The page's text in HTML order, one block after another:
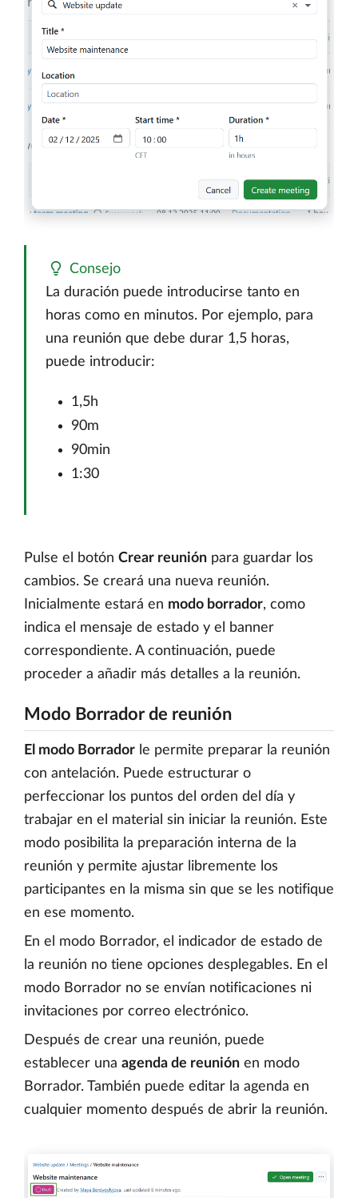
Consejo
La duración puede introducirse tanto en
horas como en minutos. Por ejemplo, para
una reunión que debe durar 1,5 horas,
puede introducir:
1,5h
90m
90min
1:30
Pulse el botón Crear reunión para guardar los
cambios. Se creará una nueva reunión.
Inicialmente estará en modo borrador, como
indica el mensaje de estado y el banner
correspondiente. A continuación, puede
proceder a añadir más detalles a la reunión.
Modo Borrador de reunión
El modo Borrador le permite preparar la reunión
con antelación. Puede estructurar o
perfeccionar los puntos del orden del día y
trabajar en el material sin iniciar la reunión. Este
modo posibilita la preparación interna de la
reunión y permite ajustar libremente los
participantes en la misma sin que se les notifique
en ese momento.
En el modo Borrador, el indicador de estado de
la reunión no tiene opciones desplegables. En el
modo Borrador no se envían notificaciones ni
invitaciones por correo electrónico.
Después de crear una reunión, puede
establecer una agenda de reunión en modo
Borrador. También puede editar la agenda en
cualquier momento después de abrir la reunión.